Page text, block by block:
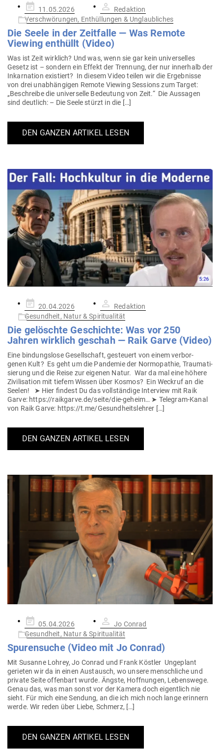
Gepostet
am
11.05.2026
Redaktion
Verschwörungen, Enthüllungen & Unglaubliches
Die Seele in der Zeit­falle — Was Remote
Viewing ent­hüllt (Video)
Was ist Zeit wirklich? Und was, wenn sie gar kein uni­ver­selles
Gesetz ist – sondern ein Effekt der Trennung, der nur innerhalb der
Inkar­nation exis­tiert? In diesem Video teilen wir die Ergeb­nisse
von drei unab­hän­gigen Remote Viewing Ses­sions zum Target:
„Beschreibe die uni­ver­selle Bedeutung von Zeit.“ Die Aus­sagen
sind deutlich: – Die Seele stürzt in die […]
DEN GANZEN ARTIKEL LESEN
Gepostet
am
20.04.2026
Redaktion
Gesundheit, Natur & Spiritualität
Die gelöschte Geschichte: Was vor 250
Jahren wirklich geschah — Raik Garve (Video)
Eine bin­dungslose Gesell­schaft, gesteuert von einem ver­bor­
genen Kult? Es geht um die Pan­demie der Norm­o­pathie, Trau­ma­ti­
sierung und die Reise zur eigenen Natur. War da mal eine höhere
Zivi­li­sation mit tiefem Wissen über Kosmos? Ein Weckruf an die
Seelen! ➤ Hier findest Du das voll­ständige Interview mit Raik
Garve: https://raikgarve.de/seite/die-geheim… ➤ Telegram-Kanal
von Raik Garve: https://t.me/Gesundheitslehrer […]
DEN GANZEN ARTIKEL LESEN
Gepostet
am
05.04.2026
Jo Conrad
Gesundheit, Natur & Spiritualität
Spu­ren­suche (Video mit Jo Conrad)
Mit Susanne Lohrey, Jo Conrad und Frank Köstler Unge­plant
gerieten wir da in einen Aus­tausch, wo unsere mensch­liche und
private Seite offenbart wurde. Ängste, Hoff­nungen, Lebenswege.
Genau das, was man sonst vor der Kamera doch eigentlich nie
sieht. Für mich eine Sendung, an die ich mich noch lange erinnern
werde. Wir reden über Liebe, Schmerz, […]
DEN GANZEN ARTIKEL LESEN